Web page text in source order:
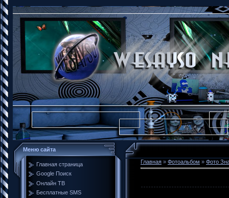
Меню сайта
Главная страница
Google Поиск
Онлайн ТВ
Бесплатные SMS
Главная » Фотоальбом » Фото